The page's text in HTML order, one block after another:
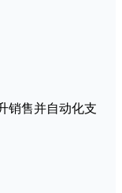
销售并自动化支